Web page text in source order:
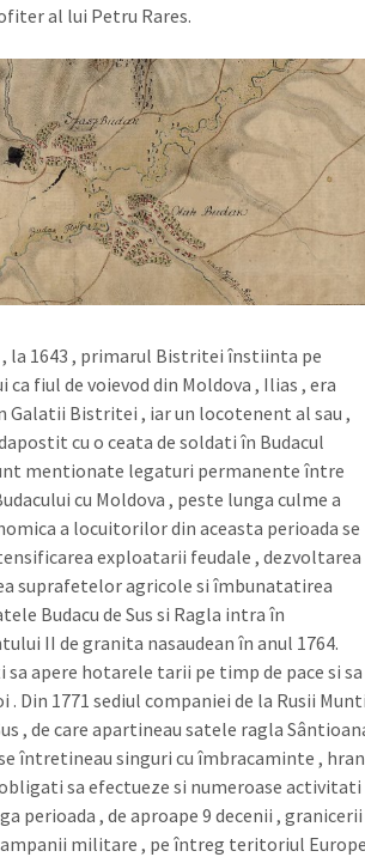
al lui Petru Rares.
, la 1643 , primarul Bistritei înstiinta pe
fiul de voievod din Moldova , Ilias , era
Galatii Bistritei , iar un locotenent al sau ,
cu o ceata de soldati în Budacul
mentionate legaturi permanente între
cu Moldova , peste lunga culme a
a locuitorilor din aceasta perioada se
exploatarii feudale , dezvoltarea
suprafetelor agricole si îmbunatatirea
Budacu de Sus si Ragla intra în
II de granita nasaudean în anul 1764.
apere hotarele tarii pe timp de pace si sa
Din 1771 sediul companiei de la Rusii
, de care apartineau satele ragla
întretineau singuri cu îmbracaminte ,
sa efectueze si numeroase activitati
perioada , de aproape 9 decenii , granicerii
militare , pe întreg teritoriul